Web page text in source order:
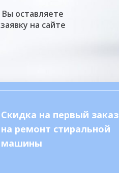
Скидка на первый заказ
на ремонт стиральной
машины
Вы оставляете
заявку на сайте